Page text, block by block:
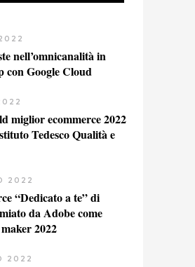
nell’omnicanalità in
con Google Cloud
miglior ecommerce 2022
Tedesco Qualità e
2022
“Dedicato a te” di
da Adobe come
2022
2022